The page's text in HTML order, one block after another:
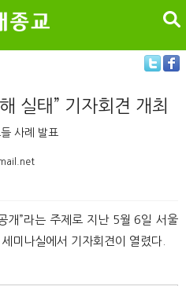
검색
실태” 기자회견 개최
사례 발표
개”라는 주제로 지난 5월 6일 서울
미나실에서 기자회견이 열렸다.